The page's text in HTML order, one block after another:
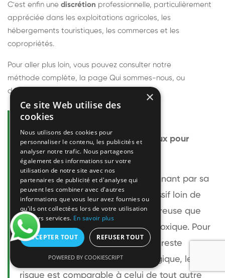
C'est enfin une discrétion professionnelle, particulièrement
appréciée dans les exploitations agricoles, les
hébergements touristiques, les commerces et les
copropriétés.
Pour aller plus loin, vous pouvez consulter notre
méthode complète, la page Qui sommes-nous, ou
découvrir
Questions fréquentes
Le frelon européen est-il dangereux pour
l'homme ?
Le frelon européen est impressionnant par sa
taille mais relativement peu agressif loin de
son nid. Sa piqûre est plus douloureuse que
celle d'une guêpe sans être plus toxique. Pour
une personne non allergique, elle reste
bénigne. Pour une personne allergique, le
risque est comparable à celui de tout autre
×
Ce site Web utilise des
cookies
Nous utilisons des cookies pour
personnaliser le contenu, les publicités et
analyser notre trafic. Nous partageons
également des informations sur votre
utilisation de notre site avec nos
partenaires de publicité et d'analyse qui
peuvent les combiner avec d'autres
informations que vous leur avez fournies ou
qu'ils ont collectées lors de votre utilisation
de leurs services. En savoir plus
ACCEPTER TOUT REFUSER TOUT
POWERED BY COOKIESCRIPT